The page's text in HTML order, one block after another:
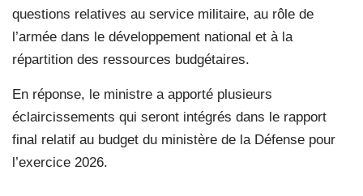
questions relatives au service militaire, au rôle de
l’armée dans le développement national et à la
répartition des ressources budgétaires.
En réponse, le ministre a apporté plusieurs
éclaircissements qui seront intégrés dans le rapport
final relatif au budget du ministère de la Défense pour
l’exercice 2026.